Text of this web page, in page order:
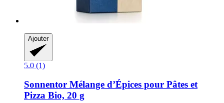
Ajouter
5.0 (1)
Sonnentor Mélange d’Épices pour Pâtes et
Pizza Bio, 20 g